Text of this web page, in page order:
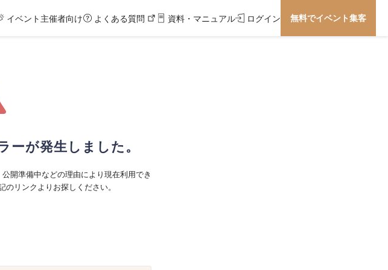
イベント主催者向け よくある質問 資料・マニュアル ログイン 無料でイベント集客
ーが発生しました。
開準備中などの理由により現在利用でき
リンクよりお探しください。